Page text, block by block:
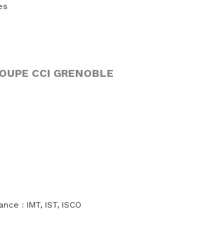
CCI GRENOBLE
: IMT, IST, ISCO